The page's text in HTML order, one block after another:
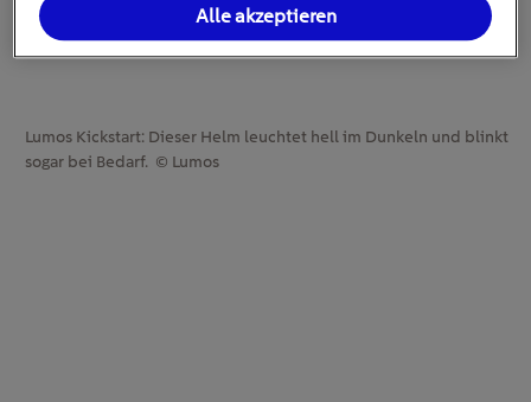
Lumos Kickstart: Dieser Helm leuchtet hell im Dunkeln und blinkt
sogar bei Bedarf. © Lumos
Alle akzeptieren